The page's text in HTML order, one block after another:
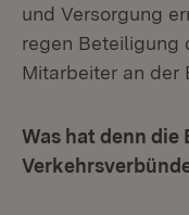
und Versorgung
regen Beteiligung
Mitarbeiter an der
Was hat denn die